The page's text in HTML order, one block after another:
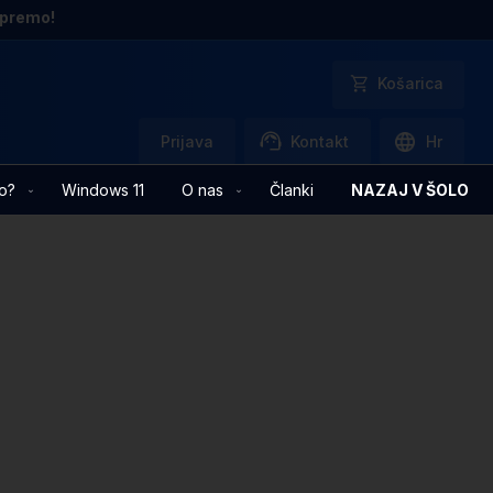
Košarica
Prijava Kontakt Hr
NAZAJ V ŠOLO
Članki
O nas
Windows 11